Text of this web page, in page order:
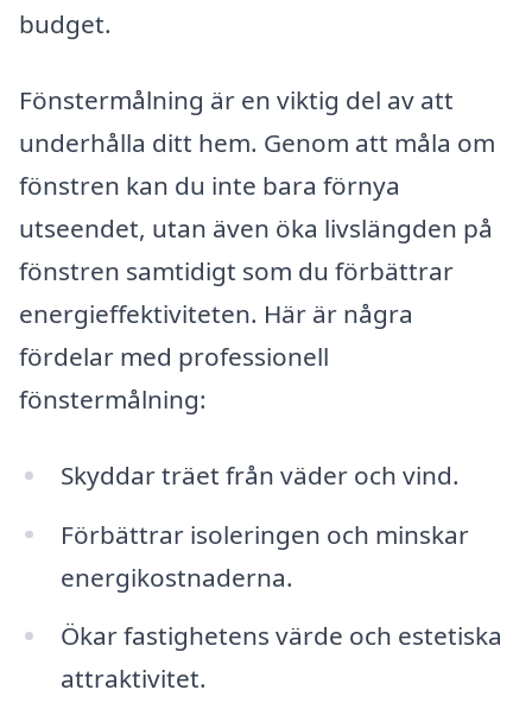
budget.
Fönstermålning är en viktig del av att
underhålla ditt hem. Genom att måla om
fönstren kan du inte bara förnya
utseendet, utan även öka livslängden på
fönstren samtidigt som du förbättrar
energieffektiviteten. Här är några
fördelar med professionell
fönstermålning:
Skyddar träet från väder och vind.
Förbättrar isoleringen och minskar
energikostnaderna.
Ökar fastighetens värde och estetiska
attraktivitet.